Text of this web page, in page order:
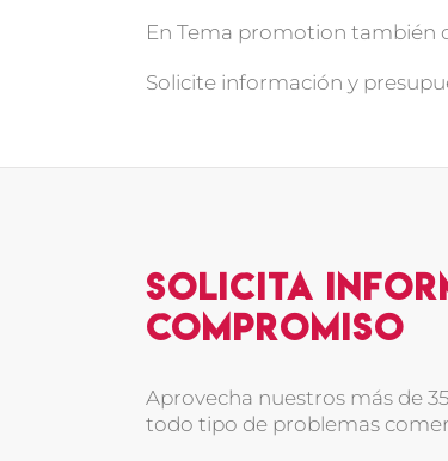
En Tema promotion también
Solicite información y
Solicita
compromiso
Aprovecha nuestros más de
todo tipo de problemas